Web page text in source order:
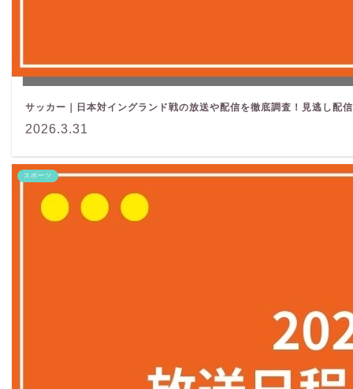
サッカー｜日本対イングランド戦の放送や配信を徹底調査！見逃し配
2026.3.31
スポーツ